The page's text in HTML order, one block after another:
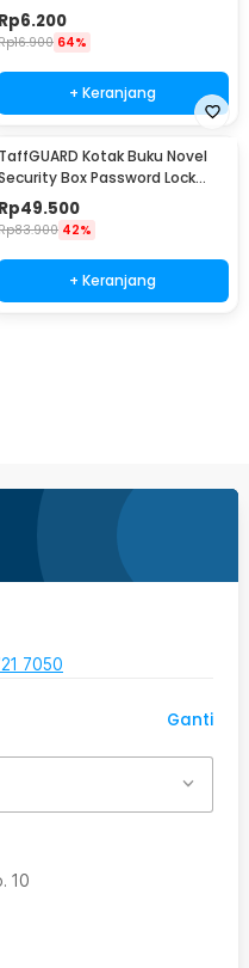
- T01
Rp6.200
16.900 64%
+ Keranjang
TaffGUARD Kotak Buku Novel
Box Password Lock
Size S - KB-20P
Rp49.500
83.900 42%
+ Keranjang
7050
Ganti
10